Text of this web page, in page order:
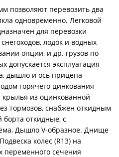
позволяют перевозить два
одновременно. Легковой
для перевозки
лодок и водных
опции, и др. грузов по
допускается эксплуатация
дышло и ось прицепа
горячего цинкования
из оцинкованной
тормозов, снабжен откидным
борта откидные, с
Дышло V-образное. Днище
колес (R13) на
переменного сечения